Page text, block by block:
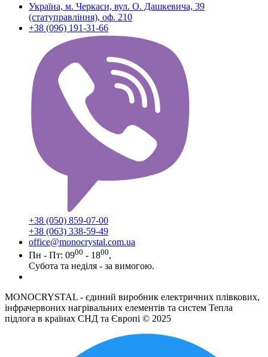
Україна, м. Черкаси, вул. О. Дашкевича, 39
(статуправління), оф. 210
+38 (096) 191-31-66
+38 (050) 859-07-00
+38 (063) 338-59-49
office@monocrystal.com.ua
Пн - Пт: 0900 - 1800,
Субота та неділя - за вимогою.
MONOCRYSTAL - єдиний виробник електричних плівкових,
інфрачервоних нагрівальних елементів та систем Тепла
підлога в країнах СНД та Європі © 2025